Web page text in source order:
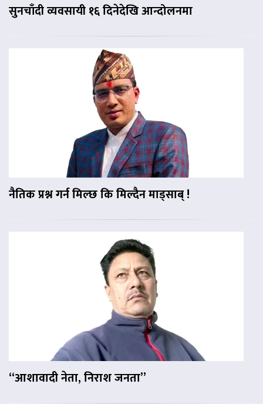
सुनचाँदी व्यवसायी १६ दिनेदेखि आन्दोलनमा
नैतिक प्रश्न गर्न मिल्छ कि मिल्दैन माड्साब् !
“आशावादी नेता, निराश जनता”